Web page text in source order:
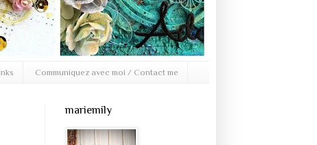
Communiquez avec moi / Contact me
mariemily